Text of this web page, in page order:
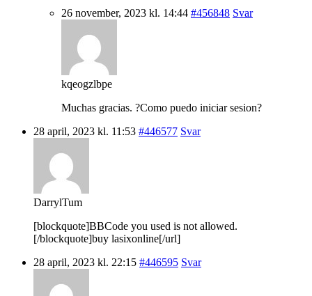
26 november, 2023 kl. 14:44 #456848 Svar
kqeogzlbpe
Muchas gracias. ?Como puedo iniciar sesion?
28 april, 2023 kl. 11:53 #446577 Svar
DarrylTum
[blockquote]BBCode you used is not allowed.
[/blockquote]buy lasixonline[/url]
28 april, 2023 kl. 22:15 #446595 Svar